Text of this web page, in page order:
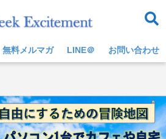
無料メルマガ LINE＠ お問い合わせ